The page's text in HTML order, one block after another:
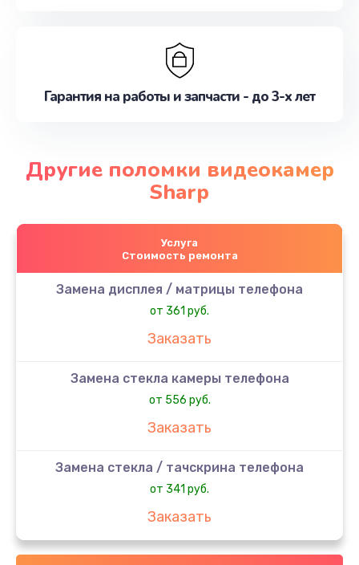
Гарантия на работы и запчасти - до 3-х лет
Другие поломки видеокамер
Sharp
Услуга
Стоимость ремонта
Замена дисплея / матрицы телефона
от 361 руб.
Заказать
Замена стекла камеры телефона
от 556 руб.
Заказать
Замена стекла / тачскрина телефона
от 341 руб.
Заказать
Замена контроллера питания телефона